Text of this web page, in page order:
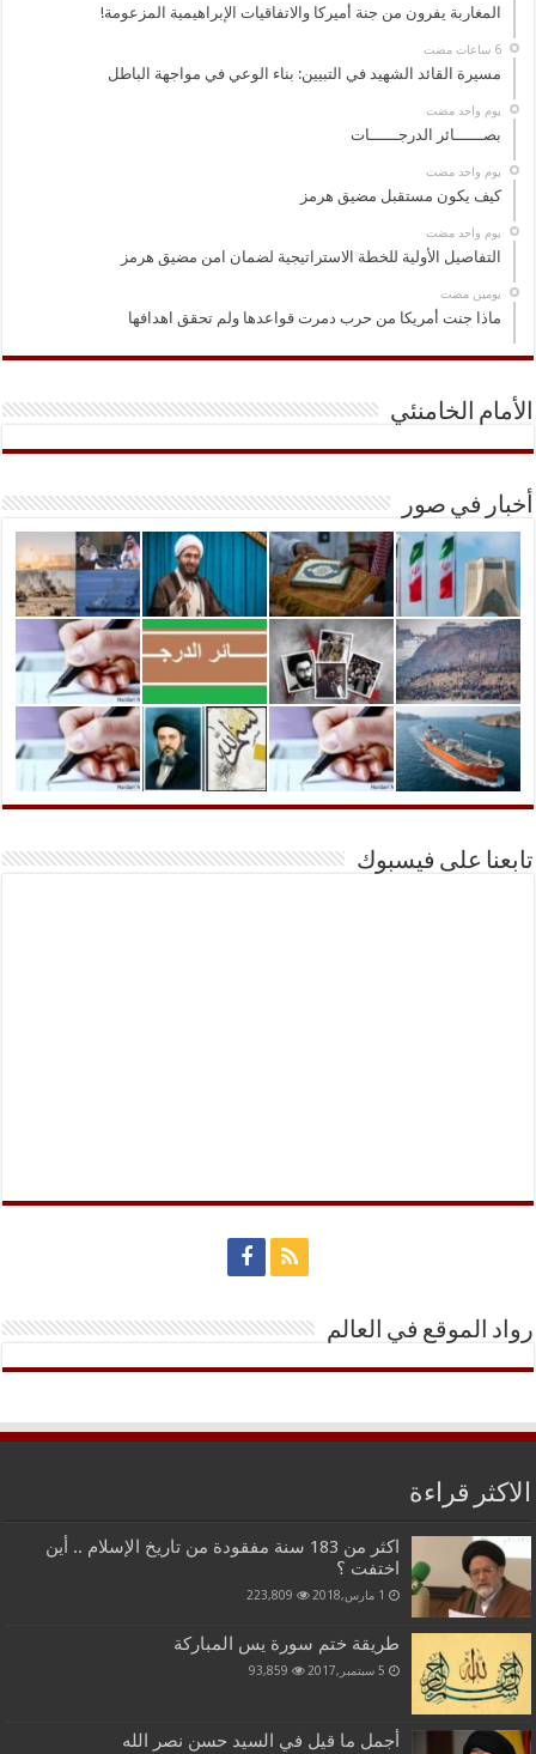
المغاربة يفرون من جنة أميركا والاتفاقيات الإبراهيمية المزعومة!
‏6 ساعات مضت
مسيرة القائد الشهيد في التبيين: بناء الوعي في مواجهة الباطل
‏يوم واحد مضت
بصــــــائر الدرجــــــات
‏يوم واحد مضت
كيف يكون مستقبل مضيق هرمز
‏يوم واحد مضت
التفاصيل الأولية للخطة الاستراتيجية لضمان امن مضيق هرمز
‏يومين مضت
ماذا جنت أمريكا من حرب دمرت قواعدها ولم تحقق اهدافها
الأمام الخامنئي
أخبار في صور
تابعنا على فيسبوك
رواد الموقع في العالم
الاكثر قراءة
اكثر من 183 سنة مفقودة من تاريخ الإسلام .. أين
اختفت ؟
1 مارس,2018 223,809
طريقة ختم سورة يس المباركة
5 سبتمبر,2017 93,859
أجمل ما قيل في السيد حسن نصر الله